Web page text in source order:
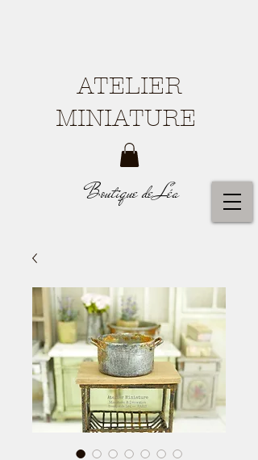
Boutique de Léa
ATELIER
MINIATURE